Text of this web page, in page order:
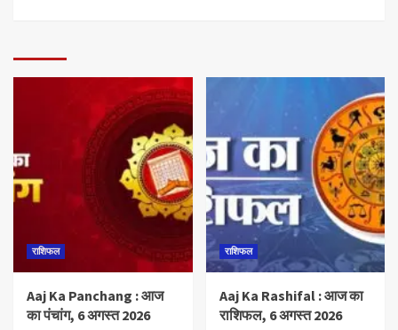
राशिफल
Aaj Ka Panchang : आज
का पंचांग, 6 अगस्त 2026
राशिफल
Aaj Ka Rashifal : आज का
राशिफल, 6 अगस्त 2026